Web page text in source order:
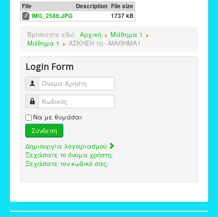
File Description File size
IMG_2586.JPG
1737 kB
Βρίσκεστε εδώ: Αρχική
Μάθημα 1
Μάθημα 1
ΑΣΚΗΣΗ 1η - ΜΑΘΗΜΑ1
Login Form
Όνομα Χρήστη
Κωδικός
Να με θυμάσαι
Σύνδεση
Δημιουργία λογαριασμού
Ξεχάσατε το όνομα χρήστη;
Ξεχάσατε τον κωδικό σας;